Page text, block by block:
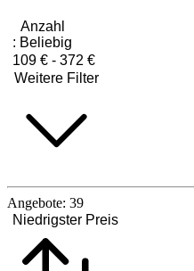
Anzahl
: Beliebig
109 € - 372 €
Weitere Filter
Angebote: 39
Niedrigster Preis